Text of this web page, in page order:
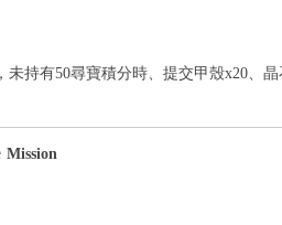
持有50尋寶積分時、提交甲殼x20、
Mission